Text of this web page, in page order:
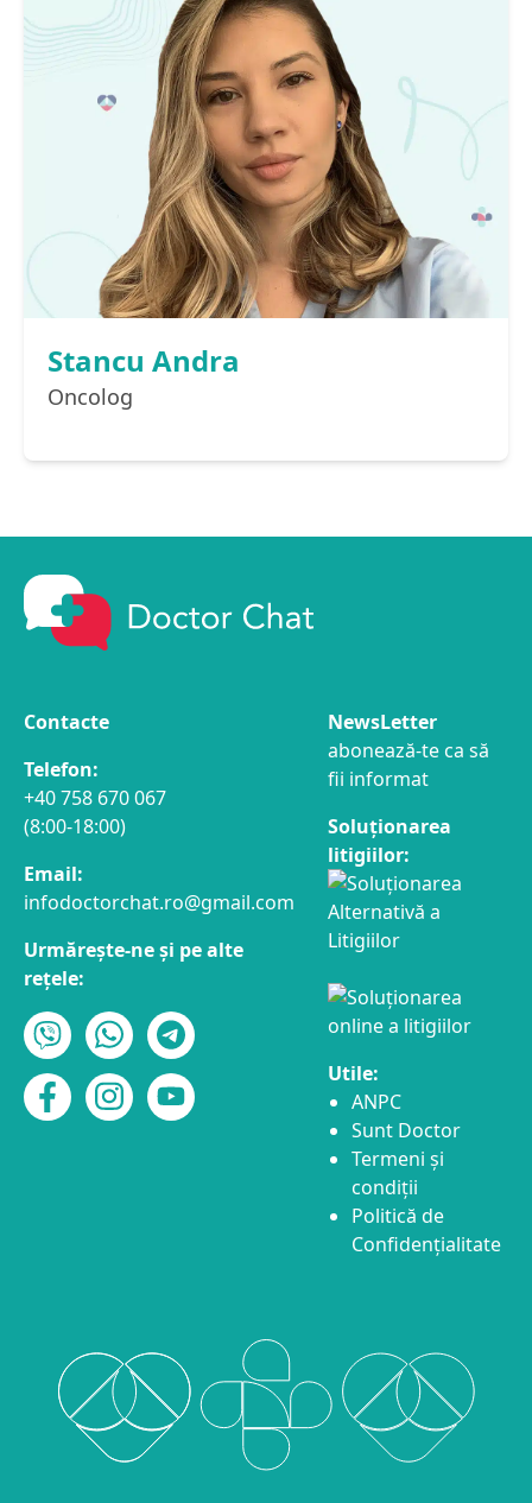
Stancu Andra
Oncolog
Contacte
Telefon:
+40 758 670 067
(8:00-18:00)
Email:
infodoctorchat.ro@gmail.com
Urmărește-ne și pe alte
rețele:
NewsLetter
abonează-te ca să
fii informat
Soluționarea
litigiilor:
Utile:
ANPC
Sunt Doctor
Termeni și
condiții
Politică de
Confidențialitate